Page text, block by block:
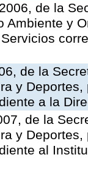
de la
Ambiente y
de la
y
a la
de la
y
al